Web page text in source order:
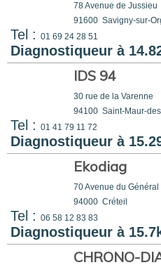
78 Avenue de Jussieu
91600 Savigny-sur-
Tel : 01 69 24 28 51
Diagnostiqueur à
IDS 94
30 rue de la Varenne
94100 Saint-Maur-
Tel : 01 41 79 11 72
Diagnostiqueur à
Ekodiag
70 Avenue du Général
94000 Créteil
Tel : 06 58 12 83 83
Diagnostiqueur à
CHRONO-